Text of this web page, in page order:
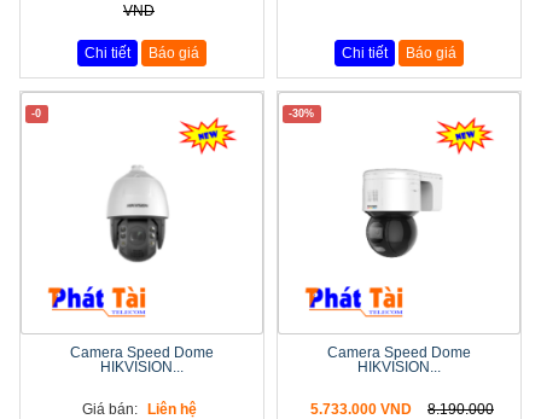
VND
Chi tiết Báo giá Chi tiết Báo giá
-0
Camera Speed Dome
HIKVISION...
Giá bán: Liên hệ
-30%
Camera Speed Dome
HIKVISION...
5.733.000 VND
8.190.000